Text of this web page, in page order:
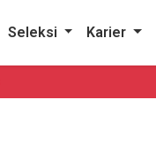
Seleksi Karier